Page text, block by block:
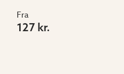
Fra
127 kr.